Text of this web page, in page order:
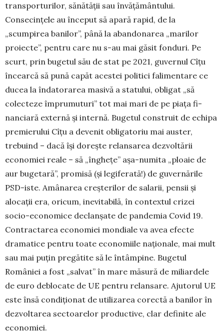
transporturilor, sănătății sau învățământului.
Consecințele au început să apară rapid, de la
„scumpirea banilor”, până la aban­do­narea „marilor
proiecte”, pentru care nu s-au mai găsit fon­duri. Pe
scurt, prin bugetul său de stat pe 2021, gu­vernul Cîțu
încearcă să pună capăt acestei politici fali­mentare ce
ducea la îndatorarea masivă a statului, obligat „să
colecteze împrumuturi” tot mai mari de pe piața fi­
nanciară externă și internă. Bugetul construit de echipa
pre­mierului Cîțu a devenit obligatoriu mai auster,
trebu­ind – dacă își dorește relansarea dezvoltării
economiei reale – să „înghețe” așa-numita „ploaie de
aur bugetară”, pro­misă (și legiferată!) de guvernările
PSD-iste. Amâ­na­rea creșterilor de salarii, pensii și
alocații era, oricum, inevitabilă, în contextul crizei
socio-economice declan­șate de pandemia Covid 19.
Contractarea economiei mon­­diale va avea efecte
dramatice pentru toate eco­no­miile naționale, mai mult
sau mai puțin pregătite să le întâmpine. Bugetul
României a fost „salvat” în mare măsură de miliardele
de euro deblocate de UE pentru relansare. Ajutorul UE
este însă condiționat de utilizarea corectă a banilor în
dezvoltarea sectoarelor productive, clar definite ale
economiei.